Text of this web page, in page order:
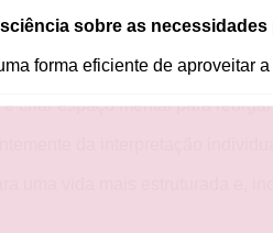
sobre as necessidades
forma eficiente de aproveitar
criar espaço mental para
da interpretação
uma vida mais estruturada e,